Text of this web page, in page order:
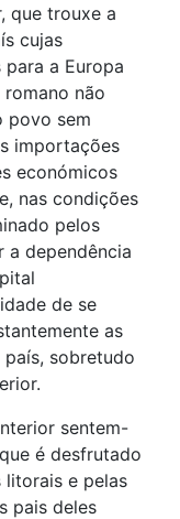
que trouxe a
cujas
a Europa
não
povo sem
importações
económicos
nas condições
pelos
a dependência
de se
as
sobretudo
sentem-
é desfrutado
litorais e pelas
pais deles